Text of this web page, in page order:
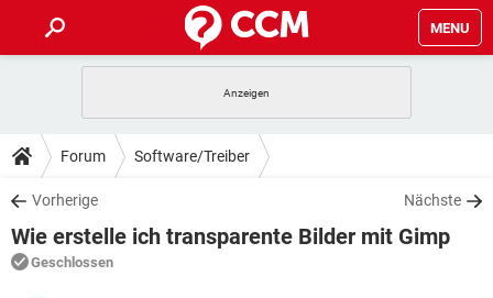
MENU
ANDROID IOS
WINDOWS 10
WHATSAPP TIKTOK
FACEBOOK
TIPPS & TRICKS
SPIELE
WINDOWS 10
DOWNLOADS
SPIELE STREAMING
ANDROID
FORUM
Forum Software/Treiber
Vorherige Nächste
Wie erstelle ich transparente Bilder mit Gimp
Geschlossen